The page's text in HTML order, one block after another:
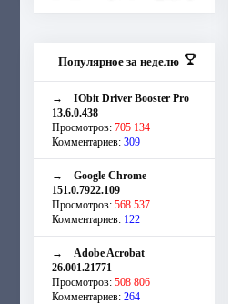
Популярное за неделю
→ IObit Driver Booster Pro
13.6.0.438
Просмотров: 705 134
Комментариев: 309
→ Google Chrome
151.0.7922.109
Просмотров: 568 537
Комментариев: 122
→ Adobe Acrobat
26.001.21771
Просмотров: 508 806
Комментариев: 264